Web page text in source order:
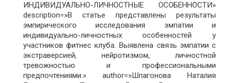
ИНДИВИДУАЛЬНО-ЛИЧНОСТНЫЕ ОСОБЕННОСТИ»
description=»В статье представлены результаты
эмпирического исследования эмпатии и
индивидуально-личностных особенностей у
участников фитнес клуба. Выявлена связь эмпатии с
экстраверсией, нейротизмом, личностной
тревожностью и профессиональными
предпочтениями.» author=»Шпагонова Наталия